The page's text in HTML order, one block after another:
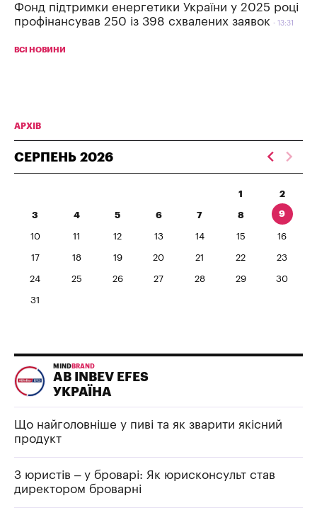
Фонд підтримки енергетики України у 2025 році
профінансував 250 із 398 схвалених заявок
13:31
ВСІ НОВИНИ
АРХІВ
СЕРПЕНЬ 2026
1 2
3 4 5 6 7 8 9
10 11 12 13 14 15 16
17 18 19 20 21 22 23
24 25 26 27 28 29 30
31
MIND BRAND
AB INBEV EFES
УКРАЇНА
Що найголовніше у пиві та як зварити якісний
продукт
З юристів – у броварі: Як юрисконсульт став
директором броварні